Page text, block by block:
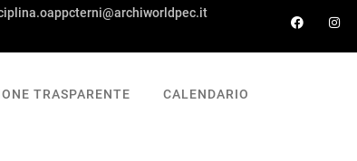
TRASPARENTE CALENDARIO